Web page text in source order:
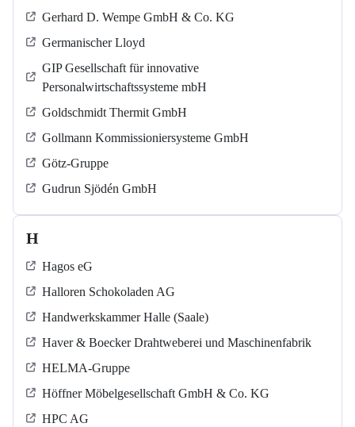
Gerhard D. Wempe GmbH & Co. KG
Germanischer Lloyd
GIP Gesellschaft für innovative
Personalwirtschaftssysteme mbH
Goldschmidt Thermit GmbH
Gollmann Kommissioniersysteme GmbH
Götz-Gruppe
Gudrun Sjödén GmbH
H
Hagos eG
Halloren Schokoladen AG
Handwerkskammer Halle (Saale)
Haver & Boecker Drahtweberei und Maschinenfabrik
HELMA-Gruppe
Höffner Möbelgesellschaft GmbH & Co. KG
HPC AG